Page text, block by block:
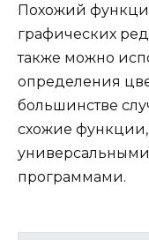
Похожий
графических
также можно
определения
большинстве
схожие функции,
программами.